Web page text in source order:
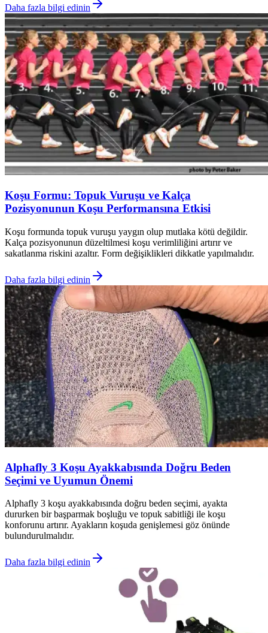
Daha fazla bilgi edinin
Koşu Formu: Topuk Vuruşu ve Kalça
Pozisyonunun Koşu Performansına Etkisi
Koşu formunda topuk vuruşu yaygın olup mutlaka kötü değildir.
Kalça pozisyonunun düzeltilmesi koşu verimliliğini artırır ve
sakatlanma riskini azaltır. Form değişiklikleri dikkatle yapılmalıdır.
Daha fazla bilgi edinin
Alphafly 3 Koşu Ayakkabısında Doğru Beden
Seçimi ve Uyumun Önemi
Alphafly 3 koşu ayakkabısında doğru beden seçimi, ayakta
dururken bir başparmak boşluğu ve topuk sabitliği ile koşu
konforunu artırır. Ayakların koşuda genişlemesi göz önünde
bulundurulmalıdır.
Daha fazla bilgi edinin